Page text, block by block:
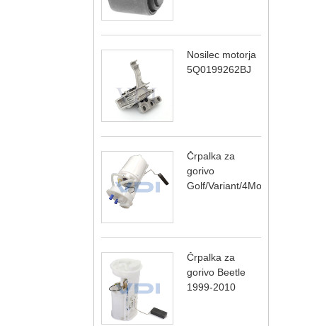
Nosilec motorja
5Q0199262BJ
Črpalka za
gorivo
Golf/Variant/4Motion
Črpalka za
gorivo Beetle
1999-2010